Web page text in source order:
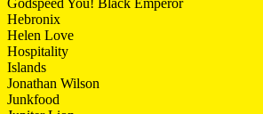
Hebronix
Helen Love
Hospitality
Islands
Jonathan Wilson
Junkfood